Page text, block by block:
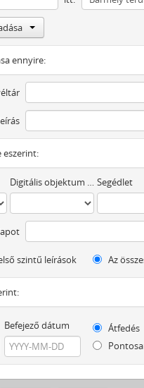
ennyire:
eszerint:
Digitális objektum áll rendelkezésre Segédlet
szintű leírások Az
Befejező dátum
Átfedés